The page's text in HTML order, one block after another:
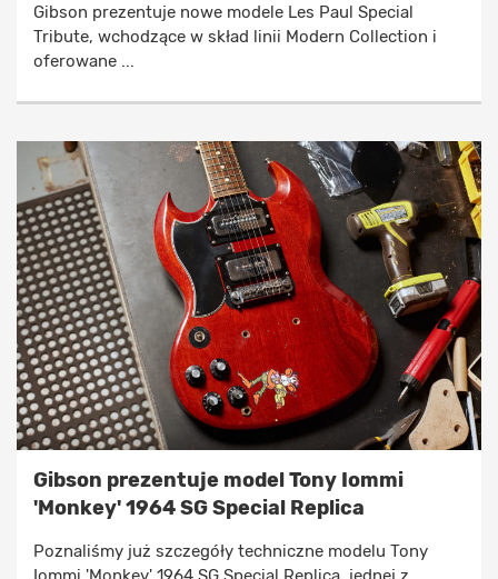
Gibson prezentuje nowe modele Les Paul Special
Tribute, wchodzące w skład linii Modern Collection i
oferowane ...
Gibson prezentuje model Tony Iommi
'Monkey' 1964 SG Special Replica
Poznaliśmy już szczegóły techniczne modelu Tony